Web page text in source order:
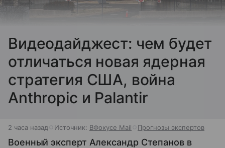
Видеодайджест: чем будет
отличаться новая ядерная
стратегия США, война
Anthropic и Palantir
2 часа назад Источник: ВФокусе Mail Прогнозы экспертов
Военный эксперт Александр Степанов в